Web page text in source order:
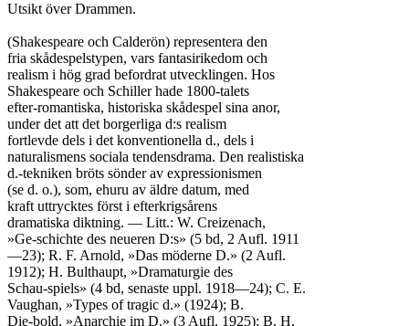
Utsikt över Drammen.
(Shakespeare och Calderön) representera den
fria skådespelstypen, vars fantasirikedom och
realism i hög grad befordrat utvecklingen. Hos
Shakespeare och Schiller hade 1800-talets
efter-romantiska, historiska skådespel sina anor,
under det att det borgerliga d:s realism
fortlevde dels i det konventionella d., dels i
naturalismens sociala tendensdrama. Den realistiska
d.-tekniken bröts sönder av expressionismen
(se d. o.), som, ehuru av äldre datum, med
kraft uttrycktes först i efterkrigsårens
dramatiska diktning. — Litt.: W. Creizenach,
»Ge-schichte des neueren D:s» (5 bd, 2 Aufl. 1911
—23); R. F. Arnold, »Das möderne D.» (2 Aufl.
1912); H. Bulthaupt, »Dramaturgie des
Schau-spiels» (4 bd, senaste uppl. 1918—24); C. E.
Vaughan, »Types of tragic d.» (1924); B.
Die-bold, »Anarchie im D.» (3 Aufl. 1925); B. H.